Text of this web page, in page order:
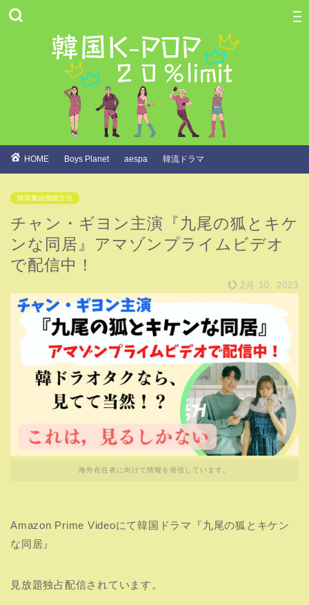
HOME Boys Planet aespa 韓流ドラマ
韓国番組視聴方法
チャン・ギヨン主演『九尾の狐とキケ
ンな同居』アマゾンプライムビデオ
で配信中！
2月 10, 2023
海外在住者に向けて情報を発信しています。
Amazon Prime Videoにて韓国ドラマ『九尾の狐とキケン
な同居』
見放題独占配信されています。